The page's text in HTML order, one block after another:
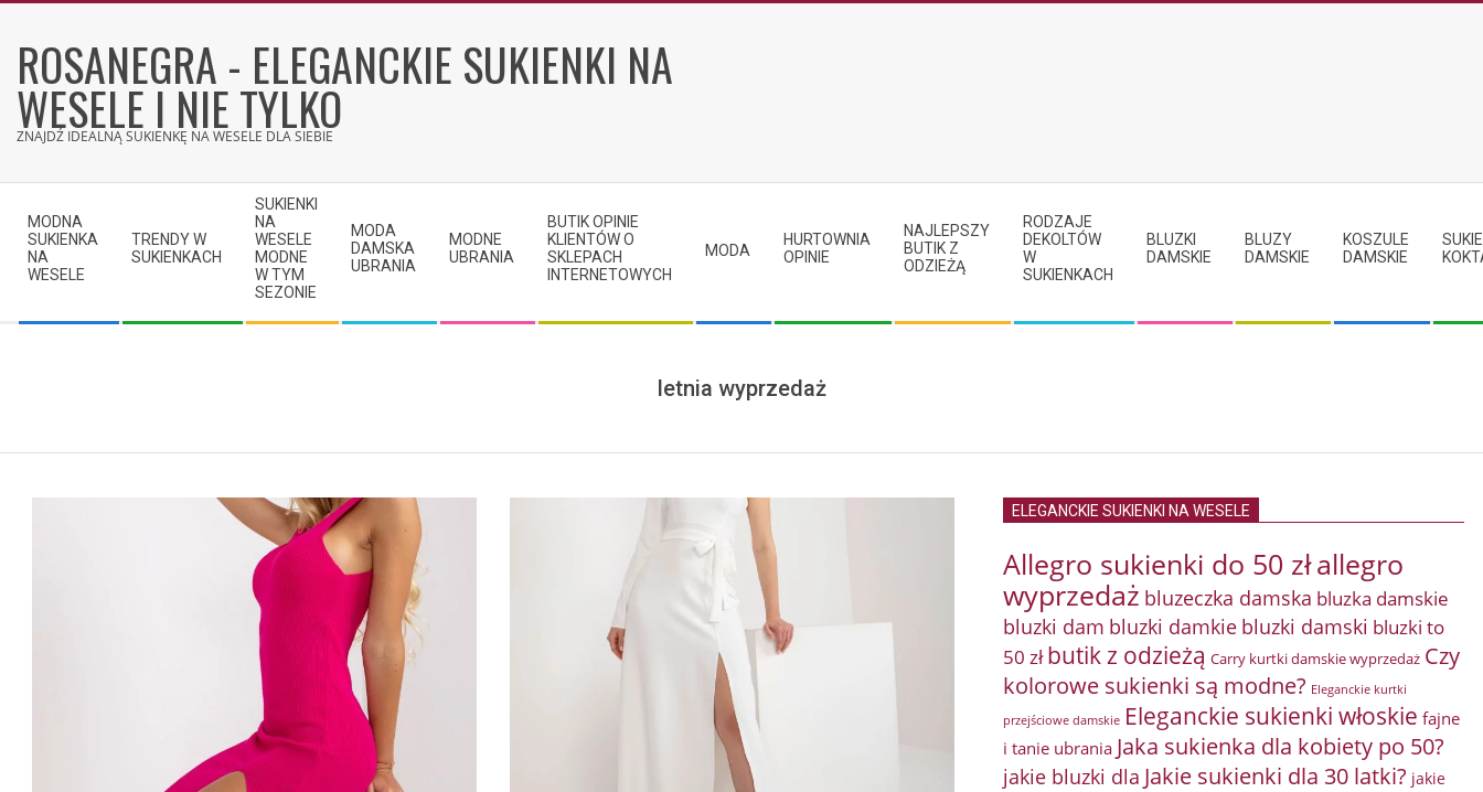
contentROSANEGRA - ELEGANCKIE SUKIENKI NA
WESELE I NIE TYLKO
ZNAJDŹ IDEALNĄ SUKIENKĘ NA WESELE DLA SIEBIE
Navigation
Menu
MODNA
SUKIENKA
NA
WESELE
TRENDY W
SUKIENKACH
SUKIENKI
NA
WESELE
MODNE
W TYM
SEZONIE
MODA
DAMSKA
UBRANIA
MODNE
UBRANIA
BUTIK OPINIE
KLIENTÓW O
SKLEPACH
INTERNETOWYCH
MODA
HURTOWNIA
OPINIE
NAJLEPSZY
BUTIK Z
ODZIEŻĄ
RODZAJE
DEKOLTÓW
W
SUKIENKACH
BLUZKI
DAMSKIE
BLUZY
DAMSKIE
KOSZULE
DAMSKIE
letnia wyprzedaż
ELEGANCKIE SUKIENKI NA WESELE
Allegro sukienki do 50 złallegro
wyprzedaż bluzeczka damska bluzka damskie
bluzki dam bluzki damkie bluzki damski bluzki to
50 zł butik z odzieżą Carry kurtki damskie wyprzedaż Czy
kolorowe sukienki są modne? Eleganckie kurtki
przejściowe damskie Eleganckie sukienki włoskie fajne
i tanie ubrania Jaka sukienka dla kobiety po 50?
jakie bluzki dla Jakie sukienki dla 30 latki? jakie